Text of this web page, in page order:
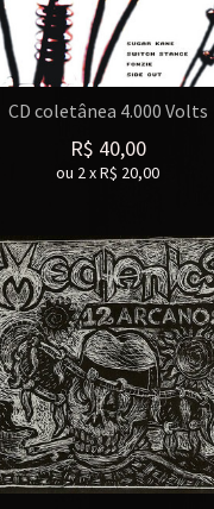
CD coletânea 4.000 Volts
R$ 40,00
ou 2xR$ 20,00